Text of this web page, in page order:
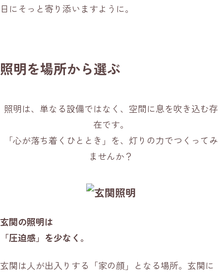
日にそっと寄り添いますように。
照明を場所から選ぶ
照明は、単なる設備ではなく、空間に息を吹き込む存
在です。
「心が落ち着くひととき」を、灯りの力でつくってみ
ませんか？
玄関の照明は
「圧迫感」を少なく。
玄関は人が出入りする「家の顔」となる場所。玄関に